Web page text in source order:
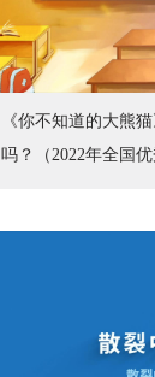
《你不知道的大熊
吗？（2022年全国优